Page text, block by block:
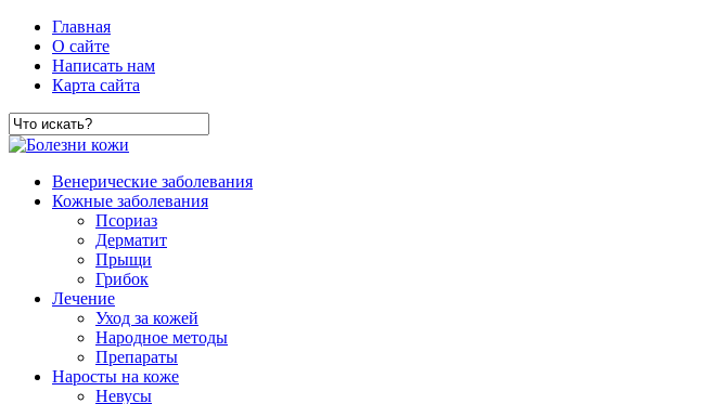
Главная
О сайте
Написать нам
Карта сайта
Венерические заболевания
Кожные заболевания
Псориаз
Дерматит
Прыщи
Грибок
Лечение
Уход за кожей
Народное методы
Препараты
Наросты на коже
Невусы